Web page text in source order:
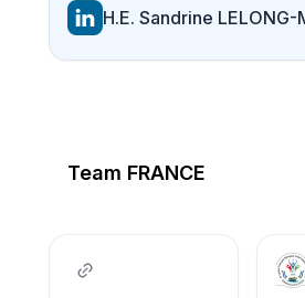
H.E. Sandrine LELONG-
Team FRANCE